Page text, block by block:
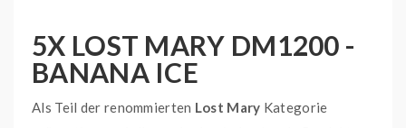
5X LOST MARY DM1200 -
BANANA ICE
Als Teil der renommierten Lost Mary Kategorie